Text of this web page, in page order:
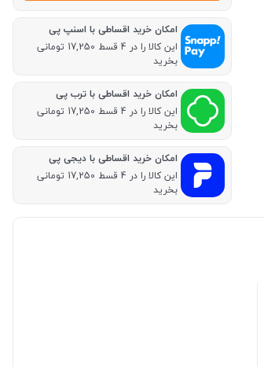
امکان خرید اقساطی با اسنپ پی
این کالا را در 4 قسط 17,250 تومانی
بخرید
امکان خرید اقساطی با ترب پی
این کالا را در 4 قسط 17,250 تومانی
بخرید
امکان خرید اقساطی با دیجی پی
این کالا را در 4 قسط 17,250 تومانی
بخرید